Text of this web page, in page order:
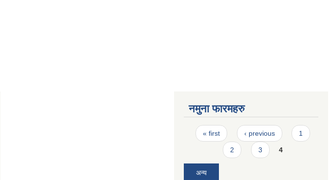
नमुना फारमहरु
Pages
« first ‹ previous 1
2 3 4
अन्य